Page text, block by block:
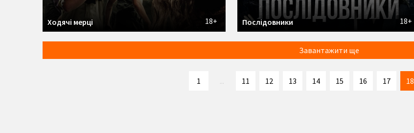
18+
Ходячі мерці 18+
Послідовники
Завантажити ще
1 ... 11 12 13 14 15 16 17 18